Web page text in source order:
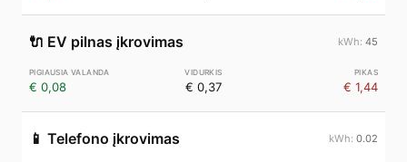
🔌 EV pilnas įkrovimas 45
€ 0,08 € 0,37 € 1,44
📱 Telefono įkrovimas 0.02